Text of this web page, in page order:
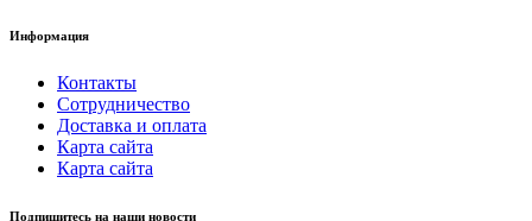
Информация
Контакты
Сотрудничество
Доставка и оплата
Карта сайта
Карта сайта
Подпишитесь на наши новости